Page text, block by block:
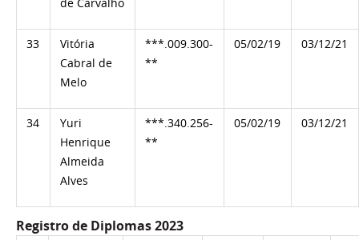
de Carvalho
33
Vitória
Cabral de
Melo
***.009.300-
**
05/02/19 03/12/21
34
Yuri
Henrique
Almeida
Alves
***.340.256-
**
05/02/19 03/12/21
Registro de Diplomas 2023